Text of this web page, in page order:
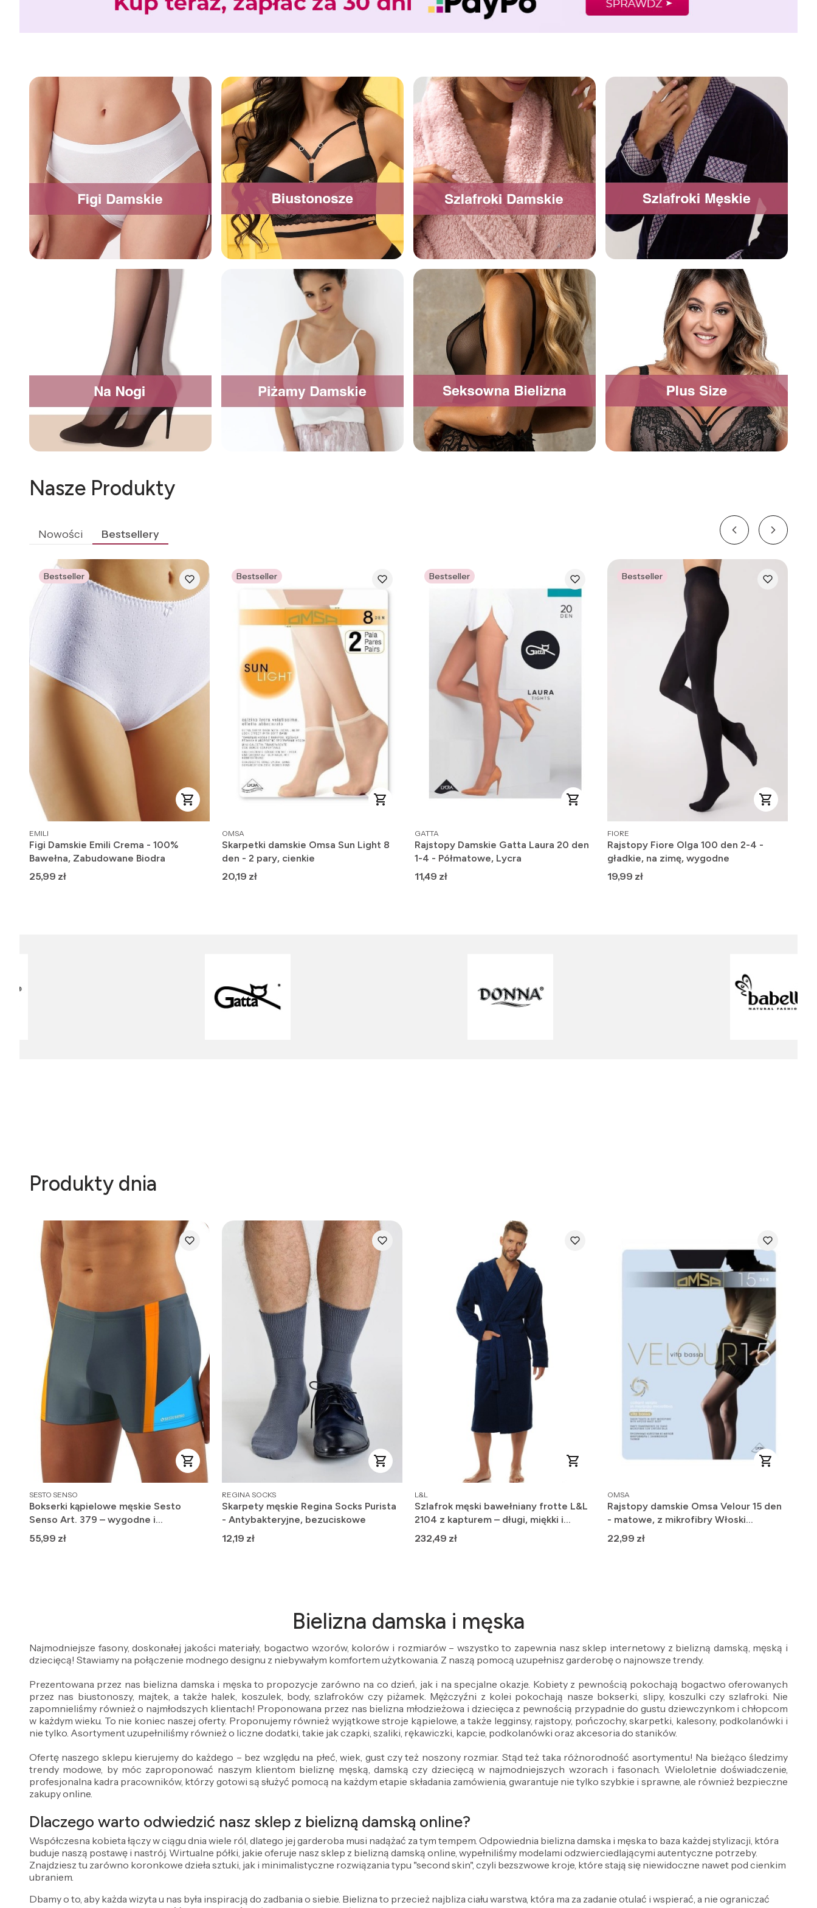
Nasze Produkty
Nowości Bestsellery
Bestseller
PRODUCENT
EMILI
Figi Damskie Emili Crema - 100%
Bawełna, Zabudowane Biodra
Cena
25,99 zł
Bestseller
PRODUCENT
OMSA
Skarpetki damskie Omsa Sun Light 8
den - 2 pary, cienkie
Cena
20,19 zł
Bestseller
PRODUCENT
GATTA
Rajstopy Damskie Gatta Laura 20 den
1-4 - Półmatowe, Lycra
Cena
11,49 zł
Bestseller
PRODUCENT
FIORE
Rajstopy Fiore Olga 100 den 2-4 -
gładkie, na zimę, wygodne
Cena
19,99 zł
Produkty dnia
PRODUCENT
SESTO SENSO
Bokserki kąpielowe męskie Sesto
Senso Art. 379 – wygodne i
szybkoschnące
Cena
55,99 zł
PRODUCENT
REGINA SOCKS
Skarpety męskie Regina Socks Purista
- Antybakteryjne, bezuciskowe
Cena
12,19 zł
PRODUCENT
L&L
Szlafrok męski bawełniany frotte L&L
2104 z kapturem – długi, miękki i
wygodny
Cena
232,49 zł
PRODUCENT
OMSA
Rajstopy damskie Omsa Velour 15 den
- matowe, z mikrofibry Włoski
Producent
Cena
22,99 zł
Bielizna damska i męska
Najmodniejsze fasony, doskonałej jakości materiały, bogactwo wzorów, kolorów i rozmiarów – wszystko to zapewnia nasz sklep internetowy z bielizną damską, męską i
dziecięcą! Stawiamy na połączenie modnego designu z niebywałym komfortem użytkowania. Z naszą pomocą uzupełnisz garderobę o najnowsze trendy.
Prezentowana przez nas bielizna damska i męska to propozycje zarówno na co dzień, jak i na specjalne okazje. Kobiety z pewnością pokochają bogactwo oferowanych
przez nas biustonoszy, majtek, a także halek, koszulek, body, szlafroków czy piżamek. Mężczyźni z kolei pokochają nasze bokserki, slipy, koszulki czy szlafroki. Nie
zapomnieliśmy również o najmłodszych klientach! Proponowana przez nas bielizna młodzieżowa i dziecięca z pewnością przypadnie do gustu dziewczynkom i chłopcom
w każdym wieku. To nie koniec naszej oferty. Proponujemy również wyjątkowe stroje kąpielowe, a także legginsy, rajstopy, pończochy, skarpetki, kalesony, podkolanówki i
nie tylko. Asortyment uzupełniliśmy również o liczne dodatki, takie jak czapki, szaliki, rękawiczki, kapcie, podkolanówki oraz akcesoria do staników.
Ofertę naszego sklepu kierujemy do każdego – bez względu na płeć, wiek, gust czy też noszony rozmiar. Stąd też taka różnorodność asortymentu! Na bieżąco śledzimy
trendy modowe, by móc zaproponować naszym klientom bieliznę męską, damską czy dziecięcą w najmodniejszych wzorach i fasonach. Wieloletnie doświadczenie,
profesjonalna kadra pracowników, którzy gotowi są służyć pomocą na każdym etapie składania zamówienia, gwarantuje nie tylko szybkie i sprawne, ale również bezpieczne
zakupy online.
Dlaczego warto odwiedzić nasz sklep z bielizną damską online?
Współczesna kobieta łączy w ciągu dnia wiele ról, dlatego jej garderoba musi nadążać za tym tempem. Odpowiednia bielizna damska i męska to baza każdej stylizacji, która
buduje naszą postawę i nastrój. Wirtualne półki, jakie oferuje nasz sklep z bielizną damską online, wypełniliśmy modelami odzwierciedlającymi autentyczne potrzeby.
Znajdziesz tu zarówno koronkowe dzieła sztuki, jak i minimalistyczne rozwiązania typu "second skin", czyli bezszwowe kroje, które stają się niewidoczne nawet pod cienkim
ubraniem.
Dbamy o to, aby każda wizyta u nas była inspiracją do zadbania o siebie. Bielizna to przecież najbliza ciału warstwa, która ma za zadanie otulać i wspierać, a nie ograniczać